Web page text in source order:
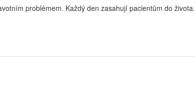
problémem. Každý den zasahují pacientům do života.